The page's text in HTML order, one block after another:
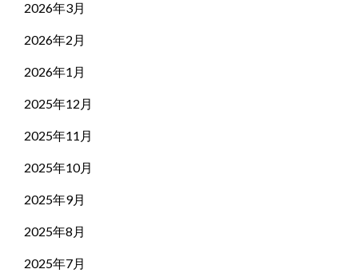
2026年3月
2026年2月
2026年1月
2025年12月
2025年11月
2025年10月
2025年9月
2025年8月
2025年7月